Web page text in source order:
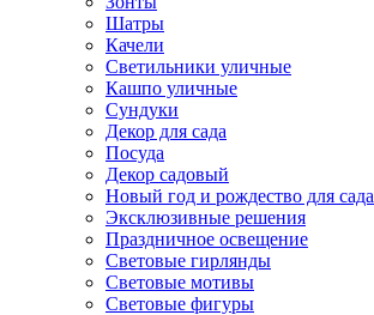
Шатры
Качели
Cветильники уличные
Кашпо уличные
Сундуки
Декор для сада
Посуда
Декор садовый
Новый год и рождество для сада
Эксклюзивные решения
Праздничное освещение
Световые гирлянды
Световые мотивы
Световые фигуры